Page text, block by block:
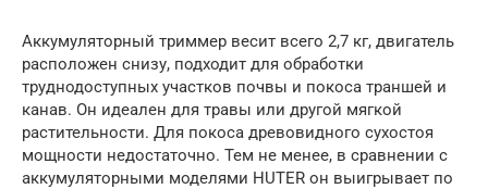
Аккумуляторный триммер весит всего 2,7 кг, двигатель
расположен снизу, подходит для обработки
труднодоступных участков почвы и покоса траншей и
канав. Он идеален для травы или другой мягкой
растительности. Для покоса древовидного сухостоя
мощности недостаточно. Тем не менее, в сравнении с
аккумуляторными моделями HUTER он выигрывает по